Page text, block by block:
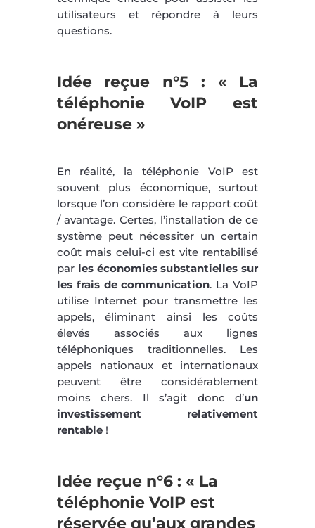
utilisateurs et répondre à leurs
questions.
Idée reçue n°5 : « La
téléphonie VoIP est
onéreuse »
En réalité, la téléphonie VoIP est
souvent plus économique, surtout
lorsque l’on considère le rapport coût
/ avantage. Certes, l’installation de ce
système peut nécessiter un certain
coût mais celui-ci est vite rentabilisé
par les économies substantielles sur
les frais de communication. La VoIP
utilise Internet pour transmettre les
appels, éliminant ainsi les coûts
élevés associés aux lignes
téléphoniques traditionnelles. Les
appels nationaux et internationaux
peuvent être considérablement
moins chers. Il s’agit donc d’un
investissement relativement
rentable !
Idée reçue n°6 : « La
téléphonie VoIP est
réservée qu’aux grandes